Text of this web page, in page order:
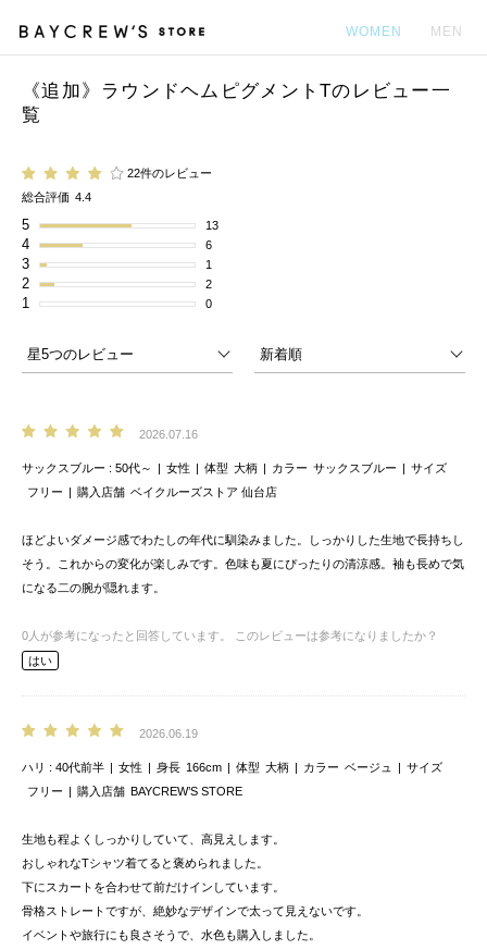
WOMEN MEN
《追加》ラウンドヘムピグメントTのレビュー一
覧
22件のレビュー
総合評価 4.4
5 13
4 6
3 1
2 2
1 0
2026.07.16
サックスブルー 50代～ 女性 体型 大柄 カラー サックスブルー
サイズ
フリー
購入店舗 ベイクルーズストア 仙台店
ほどよいダメージ感でわたしの年代に馴染みました。しっかりした生地で長持ちし
そう。これからの変化が楽しみです。色味も夏にぴったりの清涼感。袖も長めで気
になる二の腕が隠れます。
0 人が参考になったと回答しています。
このレビューは参考になりましたか？
はい
2026.06.19
ハリ 40代前半 女性 身長 166cm 体型 大柄 カラー ベージュ
サイズ
フリー
購入店舗 BAYCREW’S STORE
生地も程よくしっかりしていて、高見えします。
おしゃれなTシャツ着てると褒められました。
下にスカートを合わせて前だけインしています。
骨格ストレートですが、絶妙なデザインで太って見えないです。
イベントや旅行にも良さそうで、水色も購入しました。